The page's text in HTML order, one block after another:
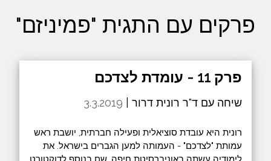
פרקים עם התגית "פמיניזם"
פרק 11 - עומדת לצדכם
שיחה עם ד"ר רונית דרור | 3.3.2019
רונית היא עובדת סוציאלית ופעילה חברתית, יושבת ראש
עמותת "לצדכם" - העמותה למען הגברים בישראל. את